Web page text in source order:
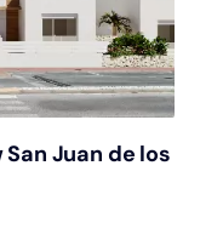
Juan de los